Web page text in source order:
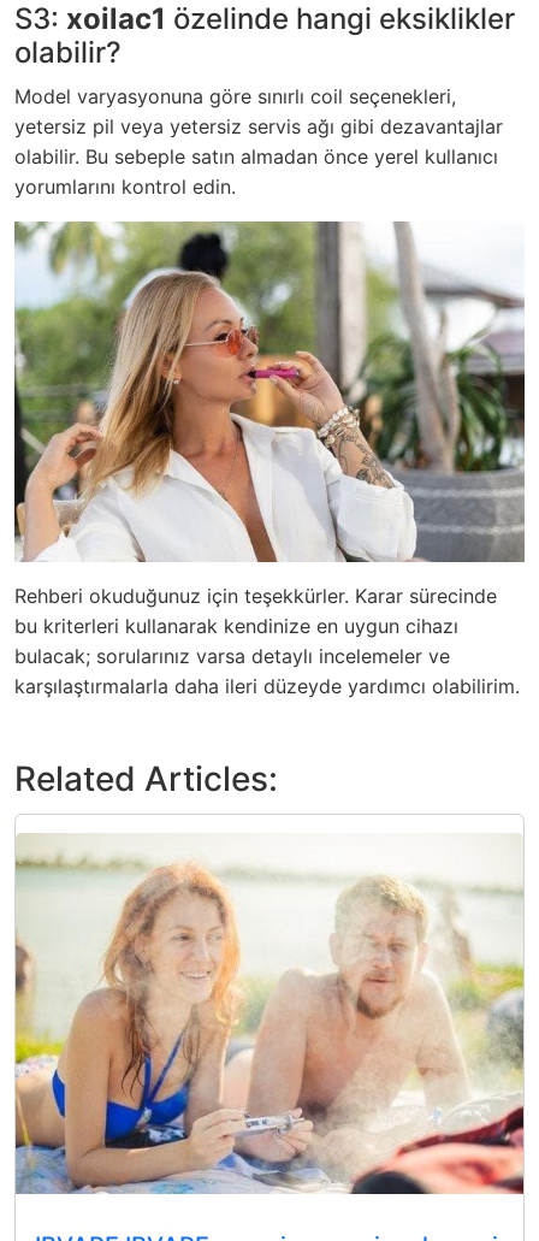
S3: xoilac1 özelinde hangi eksiklikler
olabilir?
Model varyasyonuna göre sınırlı coil seçenekleri,
yetersiz pil veya yetersiz servis ağı gibi dezavantajlar
olabilir. Bu sebeple satın almadan önce yerel kullanıcı
yorumlarını kontrol edin.
Rehberi okuduğunuz için teşekkürler. Karar sürecinde
bu kriterleri kullanarak kendinize en uygun cihazı
bulacak; sorularınız varsa detaylı incelemeler ve
karşılaştırmalarla daha ileri düzeyde yardımcı olabilirim.
Related Articles: